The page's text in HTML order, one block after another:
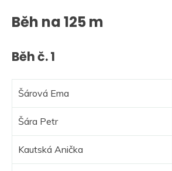
Běh na 125 m
Běh č. 1
Šárová Ema
Šára Petr
Kautská Anička